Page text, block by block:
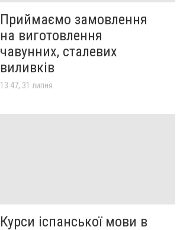
Приймаємо замовлення
на виготовлення
чавунних, сталевих
виливків
13:47, 31 липня
Курси іспанської мови в